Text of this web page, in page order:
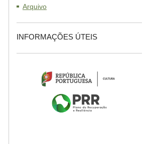
Arquivo
INFORMAÇÕES ÚTEIS